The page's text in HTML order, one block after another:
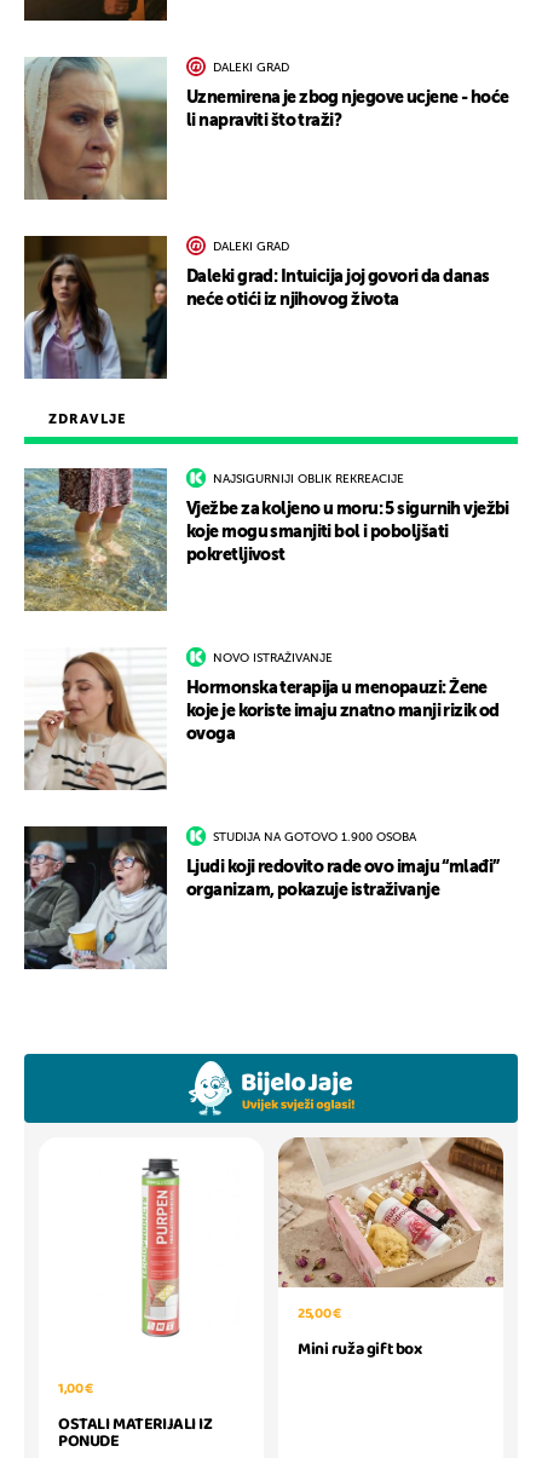
ZDRAVLJE
NAJSIGURNIJI OBLIK REKREACIJE
Vježbe za koljeno u moru: 5 sigurnih vježbi
koje mogu smanjiti bol i poboljšati
pokretljivost
NOVO ISTRAŽIVANJE
Hormonska terapija u menopauzi: Žene
koje je koriste imaju znatno manji rizik od
ovoga
STUDIJA NA GOTOVO 1.900 OSOBA
Ljudi koji redovito rade ovo imaju “mlađi”
organizam, pokazuje istraživanje
DALEKI GRAD
Uznemirena je zbog njegove ucjene - hoće
li napraviti što traži?
DALEKI GRAD
Daleki grad: Intuicija joj govori da danas
neće otići iz njihovog života
1,00 €
OSTALI MATERIJALI IZ
PONUDE
25,00 €
Mini ruža gift box